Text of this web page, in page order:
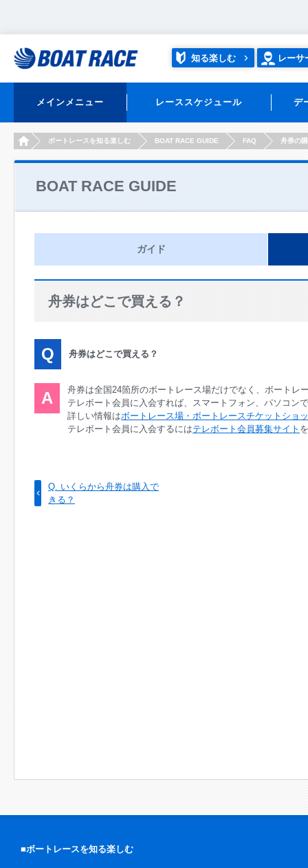
知る楽しむ レーサ
メインメニュー レーススケジュール デ
HOMEボートレースを知る楽しむ BOAT RACE GUIDE FAQ 舟券の
BOAT RACE GUIDE
ガイド
舟券はどこで買える？
Q 舟券はどこで買える？
A
舟券は全国24箇所のボートレース場だけでなく、ボートレ
テレボート会員に入会すれば、スマートフォン、パソコン
詳しい情報はボートレース場・ボートレースチケットショ
テレボート会員に入会するにはテレボート会員募集サイト
Q. いくらから舟券は購入で
きる？
■ボートレースを知る楽しむ